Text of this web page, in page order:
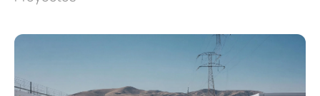
Principios y Valores
corporativos